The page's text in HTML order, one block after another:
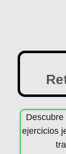
ejercicios